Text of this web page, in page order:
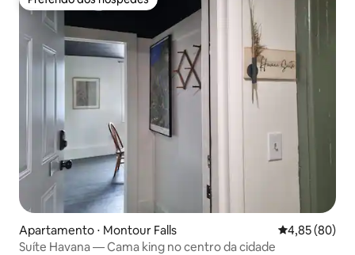
Preferido dos hóspedes
Apartamento ⋅ Montour Falls 4,85 de uma
4,85 (80)
Suíte Havana — Cama king no centro da cidade